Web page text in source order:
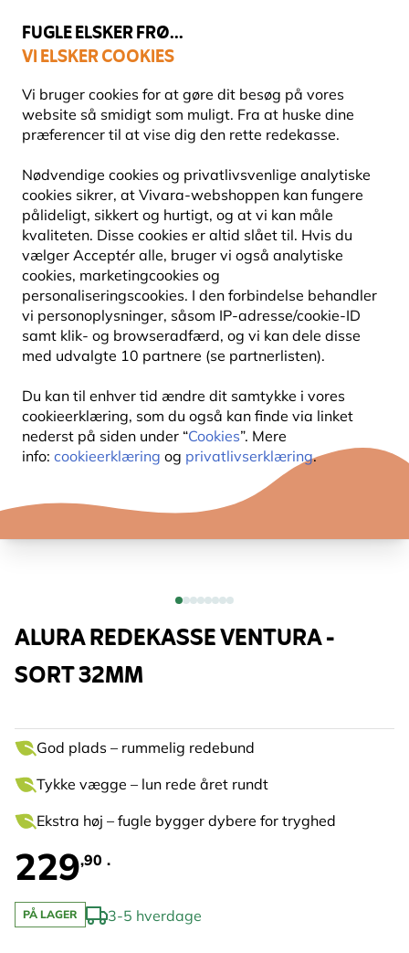
FUGLE ELSKER FRØ...
VI ELSKER COOKIES
Vi bruger cookies for at gøre dit besøg på vores
website så smidigt som muligt. Fra at huske dine
præferencer til at vise dig den rette redekasse.
Nødvendige cookies og privatlivsvenlige analytiske
cookies sikrer, at Vivara-webshoppen kan fungere
pålideligt, sikkert og hurtigt, og at vi kan måle
kvaliteten. Disse cookies er altid slået til. Hvis du
vælger Acceptér alle, bruger vi også analytiske
cookies, marketingcookies og
personaliseringscookies. I den forbindelse behandler
vi personoplysninger, såsom IP-adresse/cookie-ID
samt klik- og browseradfærd, og vi kan dele disse
med udvalgte 10 partnere (se partnerlisten).
Du kan til enhver tid ændre dit samtykke i vores
cookieerklæring, som du også kan finde via linket
nederst på siden under “Cookies”. Mere
info: cookieerklæring og privatlivserklæring.
Topbedømt i 11 lande
Fri fragt over 499 kr.
NYHED
ALURA REDEKASSE VENTURA -
SORT 32MM
God plads – rummelig redebund
Tykke vægge – lun rede året rundt
Ekstra høj – fugle bygger dybere for tryghed
229,90 .
PÅ LAGER 3-5 hverdage